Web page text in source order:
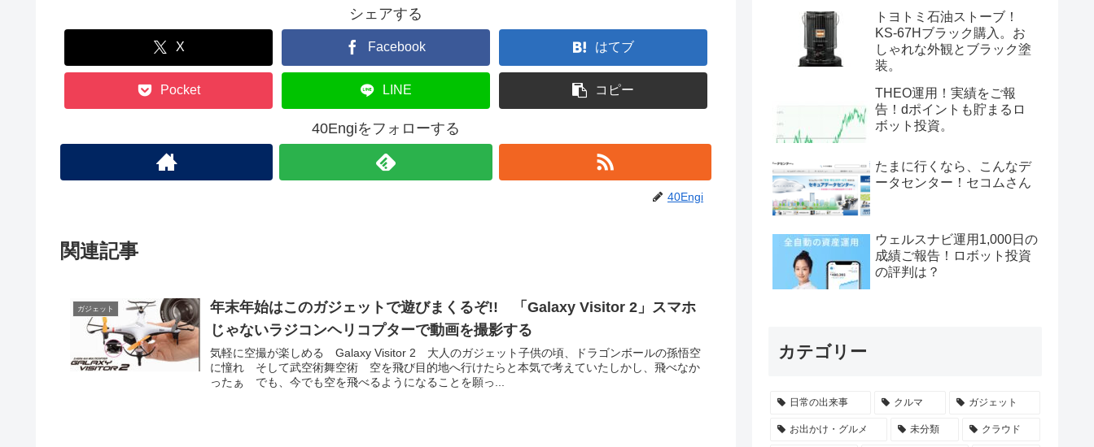
シェアする
X Facebook はてブ
Pocket LINE コピー
40Engiをフォローする
40Engi
関連記事
ガジェット
年末年始はこのガジェットで遊びまくるぞ!! 「Galaxy Visitor 2」スマホ
じゃないラジコンヘリコプターで動画を撮影する
気軽に空撮が楽しめる Galaxy Visitor 2 大人のガジェット子供の頃、ドラゴンボールの孫悟空
に憧れ そして武空術舞空術 空を飛び目的地へ行けたらと本気で考えていたしかし、飛べなか
ったぁ でも、今でも空を飛べるようになることを願っ...
トヨトミ石油ストーブ！
KS-67Hブラック購入。お
しゃれな外観とブラック塗
装。
THEO運用！実績をご報
告！dポイントも貯まるロ
ボット投資。
たまに行くなら、こんなデ
ータセンター！セコムさん
ウェルスナビ運用1,000日の
成績ご報告！ロボット投資
の評判は？
カテゴリー
日常の出来事 クルマ ガジェット
お出かけ・グルメ 未分類 クラウド